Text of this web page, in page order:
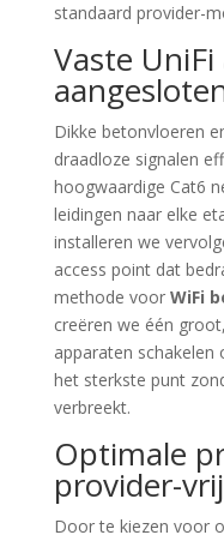
standaard provider-
Vaste
Dikke betonvloeren
draadloze signalen
hoogwaardige Cat6
leidingen naar elke
installeren we
access point dat
methode voor WiFi
creëren we één
apparaten
het sterkste punt
verbreekt.
Optimale
provider-
Door te kiezen voor